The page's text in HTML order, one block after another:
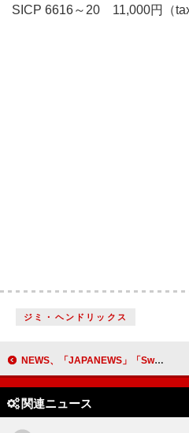
SICP 6616～20 11,000円（tax
ジミ・ヘンドリックス
NEWS、「JAPANEWS」「Sweet Martini」ライブ映像を新宿・ユニカビジョンで放映決定
関連ニュース